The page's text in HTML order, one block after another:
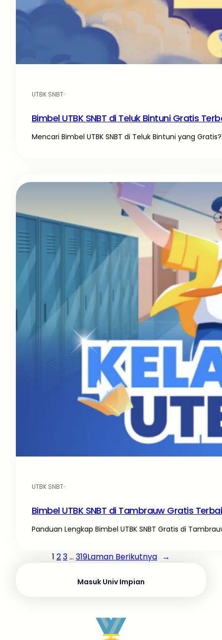
UTBK SNBT·
Bimbel UTBK SNBT di Teluk Bintuni Gratis
Mencari Bimbel UTBK SNBT di Teluk Bintuni yang
UTBK SNBT·
Bimbel UTBK SNBT di Tambrauw Gratis
Panduan Lengkap Bimbel UTBK SNBT Gratis di
1 23… 319Laman Berikutnya →
Masuk Univ Impian